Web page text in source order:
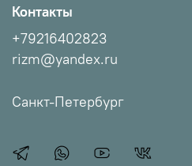
Контакты
+79216402823
rizm@yandex.ru
Санкт-Петербург